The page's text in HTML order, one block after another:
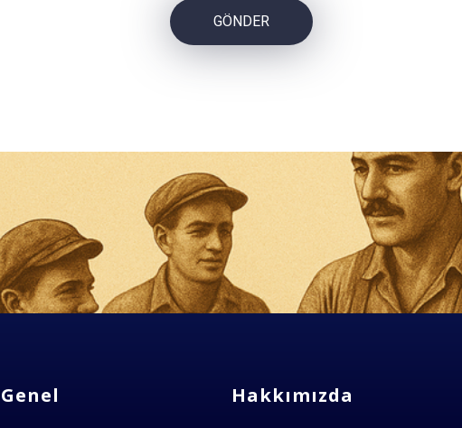
Genel Hakkımızda